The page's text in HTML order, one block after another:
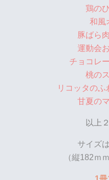
鶏の
和風
豚ばら
運動会
チョコレ
桃の
リコッタの
甘夏の
以上
サイズ
（縦182ｍ